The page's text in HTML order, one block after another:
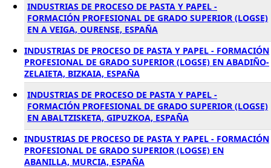
INDUSTRIAS DE PROCESO DE PASTA Y PAPEL -
FORMACIÓN PROFESIONAL DE GRADO SUPERIOR (LOGSE)
EN A VEIGA, OURENSE, ESPAÑA
INDUSTRIAS DE PROCESO DE PASTA Y PAPEL - FORMACIÓN
PROFESIONAL DE GRADO SUPERIOR (LOGSE) EN ABADIÑO-
ZELAIETA, BIZKAIA, ESPAÑA
INDUSTRIAS DE PROCESO DE PASTA Y PAPEL -
FORMACIÓN PROFESIONAL DE GRADO SUPERIOR (LOGSE)
EN ABALTZISKETA, GIPUZKOA, ESPAÑA
INDUSTRIAS DE PROCESO DE PASTA Y PAPEL - FORMACIÓN
PROFESIONAL DE GRADO SUPERIOR (LOGSE) EN
ABANILLA, MURCIA, ESPAÑA